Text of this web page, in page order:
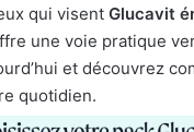
qui visent Glucavit
une voie pratique
et découvrez
quotidien.